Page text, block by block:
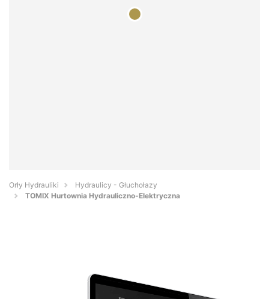
Orły Hydrauliki
Hydraulicy - Głuchołazy
TOMIX Hurtownia Hydrauliczno-Elektryczna